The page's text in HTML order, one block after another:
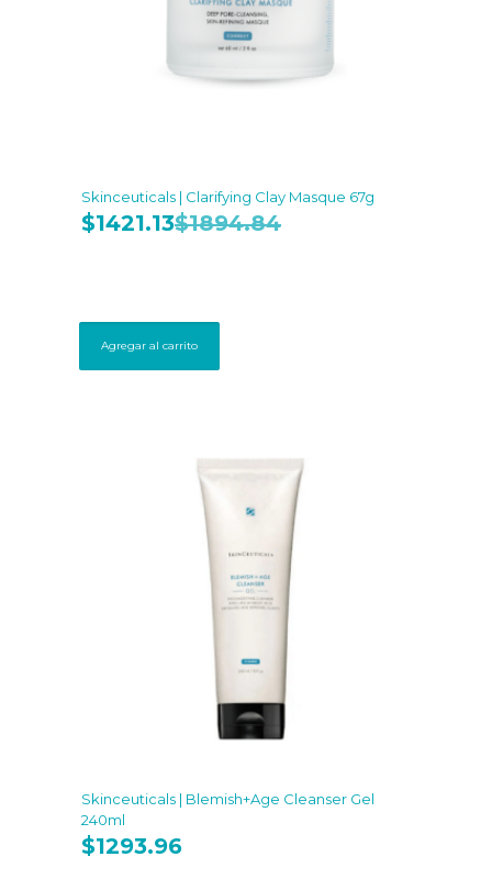
Skinceuticals | Clarifying Clay Masque 67g
$1421.13$1894.84
Agregar al carrito
Skinceuticals | Blemish+Age Cleanser Gel
240ml
$1293.96